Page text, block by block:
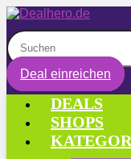
Deal einreichen
DEALS
SHOPS